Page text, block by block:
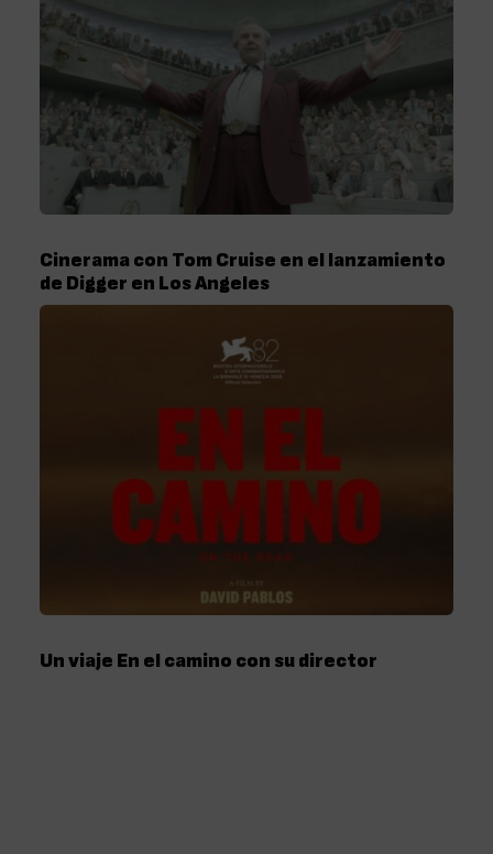
Cinerama con Tom Cruise en el lanzamiento
de Digger en Los Angeles
Un viaje En el camino con su director